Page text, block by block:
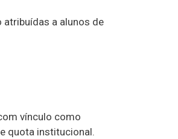
a alunos de
vínculo como
quota institucional.